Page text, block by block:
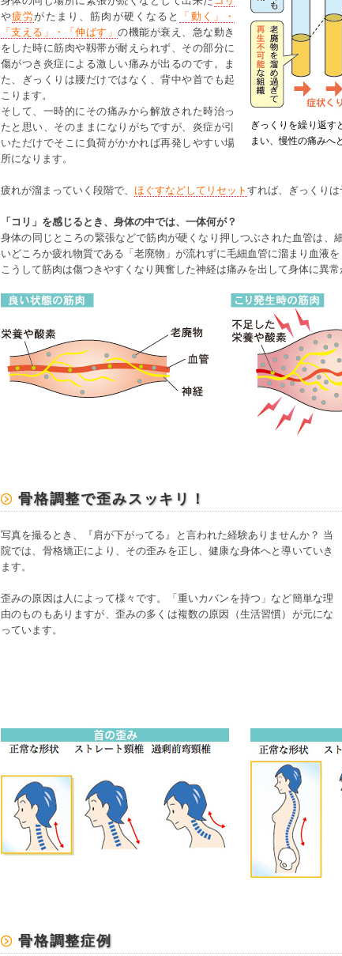
ぎっくりを繰り返す
まい、慢性の痛みへ
や疲労がたまり、筋肉が硬くなると
「動く」・
「支える」・「伸ばす」の機能が衰え、急な動き
をした時に筋肉や靱帯が耐えられず、その部分に
傷がつき炎症による激しい痛みが出るのです。ま
た、ぎっくりは腰だけではなく、背中や首でも起
こります。
そして、一時的にその痛みから解放された時治っ
たと思い、そのままになりがちですが、炎症が引
いただけでそこに負荷がかかれば再発しやすい場
所になります。
疲れが溜まっていく段階で、 ほぐすなどしてリセット すれば、ぎっくりは
「コリ」を感じるとき、身体の中では、一体何が？
身体の同じところの緊張などで筋肉が硬くなり押しつぶされた血管は、
いどころか疲れ物質である「老廃物」が流れずに毛細血管に溜まり血液を
こうして筋肉は傷つきやすくなり興奮した神経は痛みを出して身体に異常
骨格調整で歪みスッキリ！
写真を撮るとき、『肩が下がってる』と言われた経験ありませんか？ 当
院では、骨格矯正により、その歪みを正し、健康な身体へと導いていき
ます。
歪みの原因は人によって様々です。「重いカバンを持つ」など簡単な理
由のものもありますが、歪みの多くは複数の原因（生活習慣）が元にな
っています。
骨格調整症例